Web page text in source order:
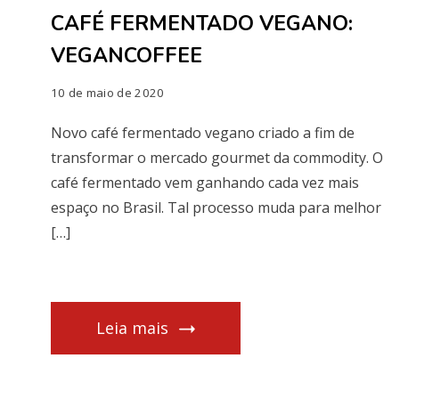
CAFÉ FERMENTADO VEGANO:
VEGANCOFFEE
10 de maio de 2020
Novo café fermentado vegano criado a fim de
transformar o mercado gourmet da commodity. O
café fermentado vem ganhando cada vez mais
espaço no Brasil. Tal processo muda para melhor
[…]
Leia mais